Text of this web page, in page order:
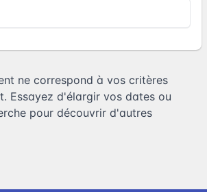
ne correspond à vos critères
Essayez d'élargir vos dates ou
pour découvrir d'autres